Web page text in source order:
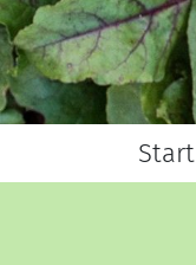
Start